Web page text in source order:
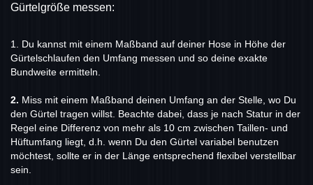
Gürtelgröße messen:
1. Du kannst mit einem Maßband auf deiner Hose in Höhe der
Gürtelschlaufen den Umfang messen und so deine exakte
Bundweite ermitteln.
2. Miss mit einem Maßband deinen Umfang an der Stelle, wo Du
den Gürtel tragen willst. Beachte dabei, dass je nach Statur in der
Regel eine Differenz von mehr als 10 cm zwischen Taillen- und
Hüftumfang liegt, d.h. wenn Du den Gürtel variabel benutzen
möchtest, sollte er in der Länge entsprechend flexibel verstellbar
sein.